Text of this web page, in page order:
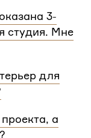
дом
флэтплан для
3-
студия. Мне
интерьера
для
для
также не
в доме
а